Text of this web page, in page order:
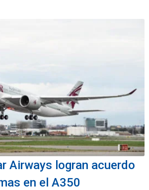
Airways logran acuerdo
en el A350